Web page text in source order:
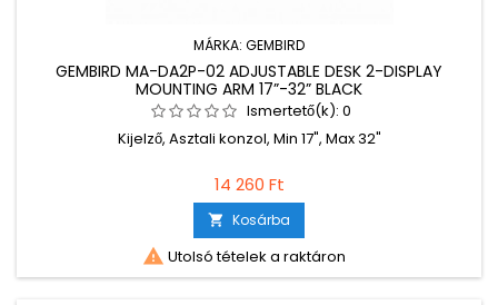
MÁRKA: GEMBIRD
GEMBIRD MA-DA2P-02 ADJUSTABLE DESK 2-DISPLAY
MOUNTING ARM 17”-32” BLACK
Ismertető(k): 0
Kijelző, Asztali konzol, Min 17", Max 32"
14 260 Ft
 Kosárba
 Utolsó tételek a raktáron